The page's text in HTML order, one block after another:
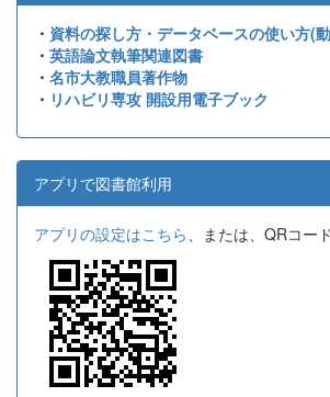
・ 資料の探し方・データベースの使い方(
・ 英語論文執筆関連図書
・ 名市大教職員著作物
・ リハビリ専攻 開設用電子ブック
アプリで図書館利用
アプリの設定はこちら、または、QRコー